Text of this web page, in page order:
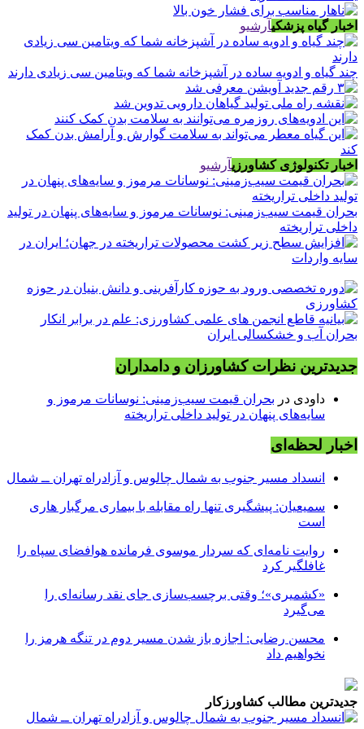
اخبار گیاه پزشکیآرشیو
چند گیاه و ادویه ساده در آشپزخانه شما که ویتامین سی زیادی دارند
اخبار تکنولوژی کشاورزیآرشیو
بحران قیمت سیب‌زمینی: نوسانات مرموز و سایه‌های پنهان در تولید
داخلی تراریخته
جدیدترین نظرات کشاورزان و دامداران
داودی در بحران قیمت سیب‌زمینی: نوسانات مرموز و
سایه‌های پنهان در تولید داخلی تراریخته
اخبار لحظه‌ای
انسداد مسیر جنوب به شمال چالوس و آزادراه تهران ــ شمال
سمیعیان: پیشگیری تنها راه مقابله با بیماری مرگبار هاری
است
روایت نامه‌ای که سردار موسوی فرمانده هوافضای سپاه را
غافلگیر کرد
«کشمیری»؛ وقتی برچسب‌سازی جای نقد رسانه‌ای را
می‌گیرد
محسن رضایی: اجازه باز شدن مسیر دوم در تنگه هرمز را
نخواهیم داد
جدیدترین مطالب کشاورزکار